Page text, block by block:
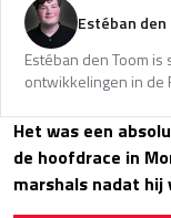
Estéban den
Estéban den Toom
ontwikkelingen in de
Het was een
de hoofdrace in
marshals nadat hij